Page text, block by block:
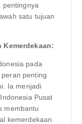
pentingnya
satu tujuan
Kemerdekaan:
pada
penting
Ia menjadi
Pusat
membantu
kemerdekaan.